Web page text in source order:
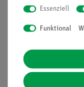
gleichförmigen und
Lieferumfang
Essenziell
Funktional